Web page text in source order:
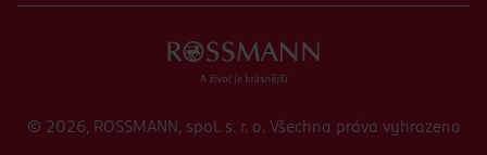
© 2026, ROSSMANN, spol. s. r. o. Všechna práva vyhrazena